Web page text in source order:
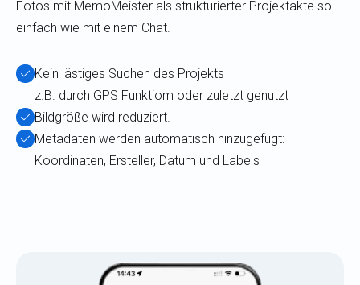
Fotos mit MemoMeister als strukturierter Projektakte so
einfach wie mit einem Chat.
Kein lästiges Suchen des Projekts
z.B. durch GPS Funktiom oder zuletzt genutzt
Bildgröße wird reduziert.
Metadaten werden automatisch hinzugefügt:
Koordinaten, Ersteller, Datum und Labels